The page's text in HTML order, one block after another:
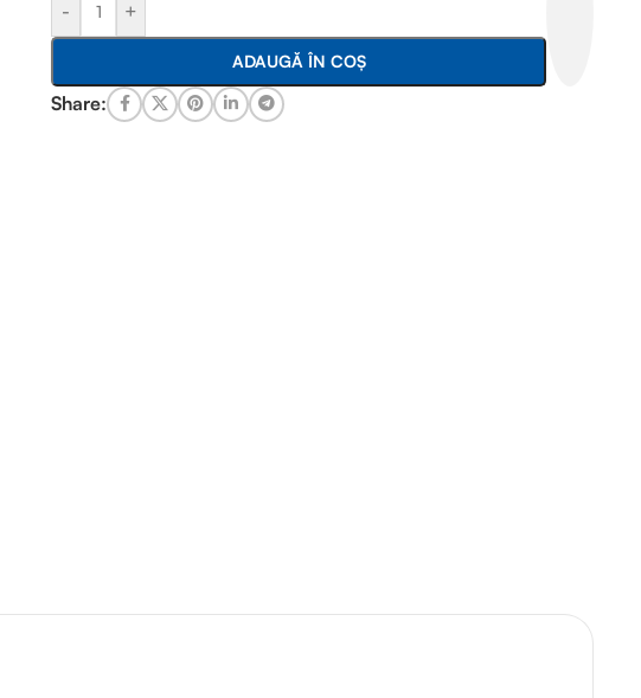
- +
ADAUGĂ ÎN COȘ
Share: